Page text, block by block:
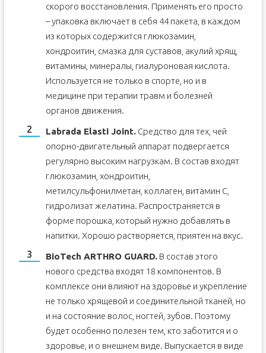
скорого восстановления. Применять его просто
– упаковка включает в себя 44 пакета, в каждом
из которых содержится глюкозамин,
хондроитин, смазка для суставов, акулий хрящ,
витамины, минералы, гиалуроновая кислота.
Используется не только в спорте, но и в
медицине при терапии травм и болезней
органов движения.
Labrada Elasti Joint.Средство для тех, чей
опорно-двигательный аппарат подвергается
регулярно высоким нагрузкам. В состав входят
глюкозамин, хондроитин,
метилсульфонилметан, коллаген, витамин С,
гидролизат желатина. Распространяется в
форме порошка, который нужно добавлять в
напитки. Хорошо растворяется, приятен на вкус.
BioTech ARTHRO GUARD.В состав этого
нового средства входят 18 компонентов. В
комплексе они влияют на здоровье и укрепление
не только хрящевой и соединительной тканей, но
и на состояние волос, ногтей, зубов. Поэтому
будет особенно полезен тем, кто заботится и о
здоровье, и о внешнем виде. Выпускается в виде